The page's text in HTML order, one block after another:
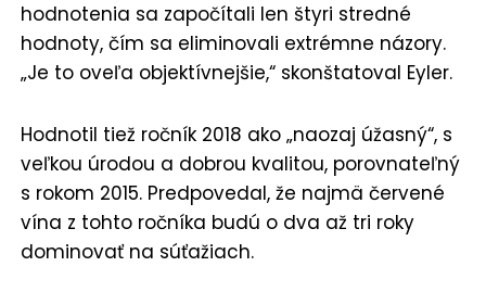
hodnotenia sa započítali len štyri stredné
hodnoty, čím sa eliminovali extrémne názory.
„Je to oveľa objektívnejšie,“ skonštatoval Eyler.
Hodnotil tiež ročník 2018 ako „naozaj úžasný“, s
veľkou úrodou a dobrou kvalitou, porovnateľný
s rokom 2015. Predpovedal, že najmä červené
vína z tohto ročníka budú o dva až tri roky
dominovať na súťažiach.